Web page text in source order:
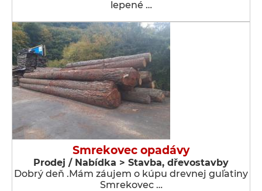
lepené …
Smrekovec opadávy
Prodej / Nabídka > Stavba, dřevostavby
Dobrý deň .Mám záujem o kúpu drevnej guľatiny
Smrekovec …